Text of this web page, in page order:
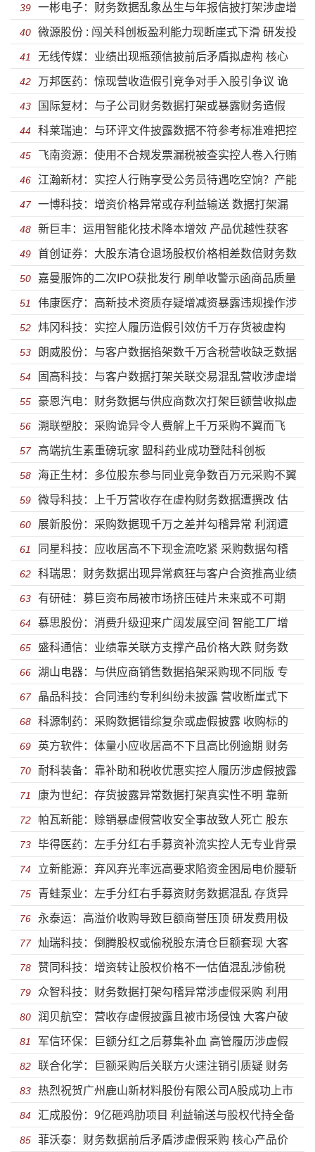
业绩佳话
财务数据支撑 投资金额与环评披露相差数亿股东低价套
现补缴注册资本
39 一彬电子：财务数据乱象丛生与年报信披打架涉虚增
营收及虚假采购 质量存瑕疵被客户起诉偷税被罚
40 微源股份 : 闯关科创板盈利能力现断崖式下滑 研发投
入错综复杂真假难辨且低于同行
41 无线传媒：业绩出现瓶颈信披前后矛盾拟虚构 核心
业务收入前后不一致营收被质疑手握重金上市圈钱味十
足
42 万邦医药：惊现营收造假引竞争对手入股引争议 诡
异减资9成与环评投资金额打架圈钱味道十足
43 国际复材：与子公司财务数据打架或暴露财务造假
违反八项规定精神被整改多次违规被处罚同业竞争涉虚
假陈述
44 科莱瑞迪：与环评文件披露数据不符参考标准难把控
前员工为经销商大客户为子公司信披不实两大护法或为
上市开路
45 飞南资源：使用不合规发票漏税被查实控人卷入行贿
案 与客户供应商购销数据同时打架募投项目投入披露前
后不一
46 江瀚新材：实控人行贿享受公务员待遇吃空饷？产能
利用持续下滑却募巨资扩产并分红13亿元
47 一博科技：增资价格异常或存利益输送 数据打架漏
洞百出巨额资金躺赚上市目的存疑
48 新巨丰：运用智能化技术降本增效 产品优越性获客
户认可市场占有率将持续稳健上升
49 首创证券：大股东清仓退场股权价格相差数倍财务数
据掐架 屡次违规内控堪忧踩红线考验承诺与法规等同问
题？
50 嘉曼服饰的二次IPO获批发行 刷单收警示函商品质量
屡上黑榜
51 伟康医疗：高新技术资质存疑增减资暴露违规操作涉
违法 产品质量频发明星机构纷纷清仓退场不差钱却募资
扩产
52 炜冈科技：实控人履历造假引效仿千万存货被虚构
营收遭多次更改财务勾稽异常诡异情况层出不穷
53 朗威股份：与客户数据掐架数千万含税营收缺乏数据
支撑 实控人履历造假引效子公司遭蹊跷注销
54 固高科技：与客户数据打架关联交易混乱营收涉虚增
子公司大面积亏损依赖补助存货拟虚构
55 豪恩汽电：财务数据与供应商数次打架巨额营收拟虚
增 霸王条款坑供应商遭起诉产品质量问题遭巨额索赔
56 溯联塑胶：采购诡异令人费解上千万采购不翼而飞
巨额含税营收拟虚增借巨款好友受让股份拟代持
57 高端抗生素重磅玩家 盟科药业成功登陆科创板
58 海正生材：多位股东参与同业竞争数百万元采购不翼
而飞 科创属性备受质疑盈利能力急速下滑
59 微导科技：上千万营收存在虚构财务数据遭撰改 估
值大幅缩水机构血亏竞争能力力下降
60 展新股份：采购数据现千万之差并勾稽异常 利润遭
多次调节未上市盈利能力遭滑铁卢信披滑稽
61 同星科技：应收居高不下现金流吃紧 采购数据勾稽
异常履历造假大量用工被外包存蹊跷
62 科瑞思：财务数据出现异常疯狂与客户合资推高业绩
实际控制人履历造假违法用工高新资质存疑
63 有研硅：募巨资布局被市场挤压硅片未来或不可期
政府补助攀升盈利能力出现大幅下滑
64 慕思股份：消费升级迎来广阔发展空间 智能工厂增
强竞争力满足客户多元化需求
65 盛科通信：业绩靠关联方支撑产品价格大跌 财务数
据双版本股权倒腾或存利益输送
66 湖山电器：与供应商销售数据掐架采购现不同版 专
利侵权造假被停标3年客户集体注销存蹊跷
67 晶品科技：合同违约专利纠纷未披露 营收断崖式下
滑财务数据遭调节采购被质疑虚构
68 科源制药：采购数据错综复杂或虚假披露 收购标的
巨额亏损实控制人疯狂套现股份被质押
69 英方软件：体量小应收居高不下且高比例逾期 财务
数据真假难辨
70 耐科装备：靠补助和税收优惠实控人履历涉虚假披露
赊销增肥业绩营收或虚构
71 康为世纪：存货披露异常数据打架真实性不明 靠新
冠发家警惕业绩变脸不差钱募巨资补流
72 帕瓦新能：赊销暴虚假营收安全事故致人死亡 股东
巨额套现信披不实产能利用不足却数倍扩产
73 毕得医药：左手分红右手募资补流实控人无专业背景
履历虚假披露 对赌失败机构获低价增资
74 立新能源：弃风弃光率远高要求陷资金困局电价腰斩
国资背景屡次违法且涉虚假采购
75 青蛙泵业：左手分红右手募资财务数据混乱 存货异
常涉虚构巨额股份支付问题待解
76 永泰运：高溢价收购导致巨额商誉压顶 研发费用极
度吝啬却募巨资搞研发涉虚假采购
77 灿瑞科技：倒腾股权或偷税股东清仓巨额套现 大客
户入股增肥业绩并涉虚假采购
78 赞同科技：增资转让股权价格不一估值混乱涉偷税
财务大洗澡涉虚增营收员工开赌场
79 众智科技：财务数据打架勾稽异常涉虚假采购 利用
个人卡大额收支并虚构库存
80 润贝航空：营收存虚假披露且被市场侵蚀 大客户破
产净利润异常或虚构成本材料依赖美国供应商
81 军信环保：巨额分红之后募集补血 高管履历涉虚假
披露财务出现巨额之差能否解释？
82 联合化学：巨额采购后关联方火速注销引质疑 财务
数据勾稽异常巨额资金无数据支撑
83 热烈祝贺广州鹿山新材料股份有限公司A股成功上市
84 汇成股份：9亿砸鸡肋项目 利益输送与股权代持全备
大客户身份玄妙
85 菲沃泰：财务数据前后矛盾涉虚假采购 核心产品价